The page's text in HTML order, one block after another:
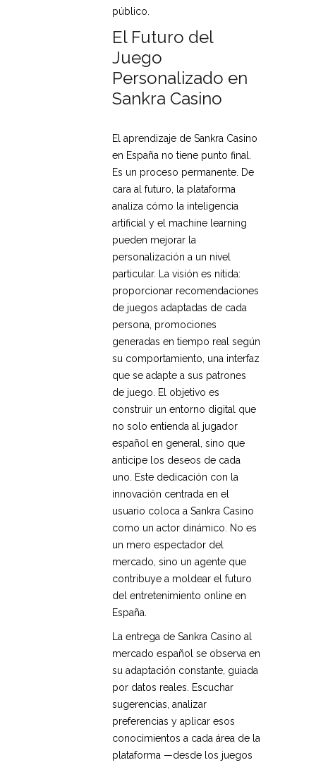
público.
El Futuro del
Juego
Personalizado en
Sankra Casino
El aprendizaje de Sankra Casino
en España no tiene punto final.
Es un proceso permanente. De
cara al futuro, la plataforma
analiza cómo la inteligencia
artificial y el machine learning
pueden mejorar la
personalización a un nivel
particular. La visión es nítida:
proporcionar recomendaciones
de juegos adaptadas de cada
persona, promociones
generadas en tiempo real según
su comportamiento, una interfaz
que se adapte a sus patrones
de juego. El objetivo es
construir un entorno digital que
no solo entienda al jugador
español en general, sino que
anticipe los deseos de cada
uno. Este dedicación con la
innovación centrada en el
usuario coloca a Sankra Casino
como un actor dinámico. No es
un mero espectador del
mercado, sino un agente que
contribuye a moldear el futuro
del entretenimiento online en
España.
La entrega de Sankra Casino al
mercado español se observa en
su adaptación constante, guiada
por datos reales. Escuchar
sugerencias, analizar
preferencias y aplicar esos
conocimientos a cada área de la
plataforma —desde los juegos